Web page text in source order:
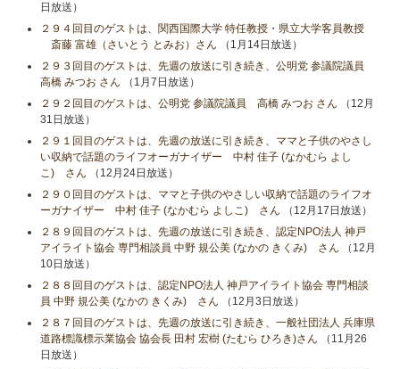
日放送）
２９４回目のゲストは、関西国際大学 特任教授・県立大学客員教授
斎藤 富雄（さいとう とみお）さん （1月14日放送）
２９３回目のゲストは、先週の放送に引き続き、公明党 参議院議員
高橋 みつお さん （1月7日放送）
２９２回目のゲストは、公明党 参議院議員 高橋 みつお さん （12月
31日放送）
２９１回目のゲストは、先週の放送に引き続き、ママと子供のやさし
い収納で話題のライフオーガナイザー 中村 佳子 (なかむら よし
こ) さん （12月24日放送）
２９０回目のゲストは、ママと子供のやさしい収納で話題のライフオ
ーガナイザー 中村 佳子 (なかむら よしこ) さん （12月17日放送）
２８９回目のゲストは、先週の放送に引き続き、認定NPO法人 神戸
アイライト協会 専門相談員 中野 規公美 (なかの きくみ) さん （12月
10日放送）
２８８回目のゲストは、認定NPO法人 神戸アイライト協会 専門相談
員 中野 規公美 (なかの きくみ) さん （12月3日放送）
２８７回目のゲストは、先週の放送に引き続き、一般社団法人 兵庫県
道路標識標示業協会 協会長 田村 宏樹 (たむら ひろき)さん （11月26
日放送）